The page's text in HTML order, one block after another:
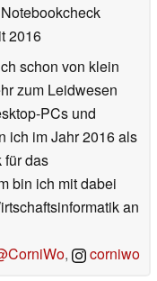
2016
schon von klein
zum Leidwesen
PCs und
ich im Jahr 2016 als
für das
bin ich mit dabei
an
, corniwo